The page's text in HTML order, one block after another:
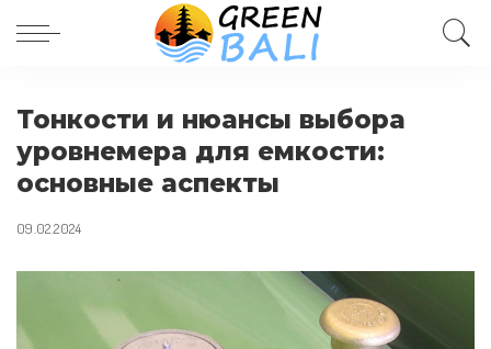
Тонкости и нюансы выбора
уровнемера для емкости:
основные аспекты
09.02.2024